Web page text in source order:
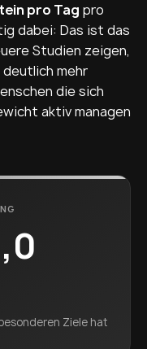
pro Tag pro
dabei: Das ist das
Studien zeigen,
mehr
die sich
aktiv managen
Ziele hat